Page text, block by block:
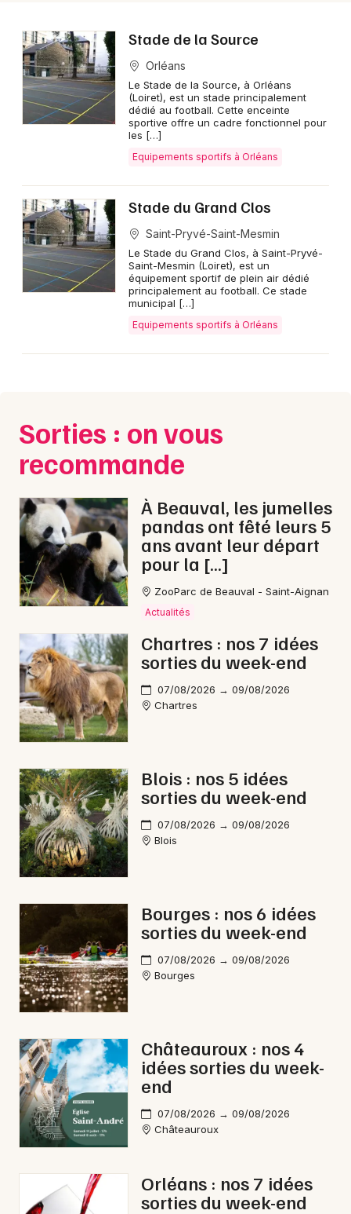
Stade de la Source
Orléans
Le Stade de la Source, à Orléans
(Loiret), est un stade principalement
dédié au football. Cette enceinte
sportive offre un cadre fonctionnel pour
les […]
Equipements sportifs à Orléans
Stade du Grand Clos
Saint-Pryvé-Saint-Mesmin
Le Stade du Grand Clos, à Saint-Pryvé-
Saint-Mesmin (Loiret), est un
équipement sportif de plein air dédié
principalement au football. Ce stade
municipal […]
Equipements sportifs à Orléans
Sorties : on vous
recommande
À Beauval, les jumelles
pandas ont fêté leurs 5
ans avant leur départ
pour la […]
ZooParc de Beauval - Saint-Aignan
Actualités
Chartres : nos 7 idées
sorties du week-end
07/08/2026 → 09/08/2026
Chartres
Blois : nos 5 idées
sorties du week-end
07/08/2026 → 09/08/2026
Blois
Bourges : nos 6 idées
sorties du week-end
07/08/2026 → 09/08/2026
Bourges
Châteauroux : nos 4
idées sorties du week-
end
07/08/2026 → 09/08/2026
Châteauroux
Orléans : nos 7 idées
sorties du week-end